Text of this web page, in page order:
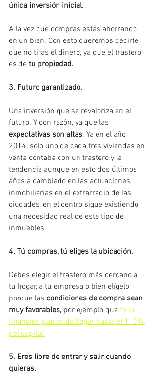
única inversión inicial.
A la vez que compras estás ahorrando
en un bien. Con esto queremos decirte
que no tiras el dinero, ya que el trastero
es de tu propiedad.
3. Futuro garantizado.
Una inversión que se revaloriza en el
futuro. Y con razón, ya que las
expectativas son altas. Ya en el año
2014, solo uno de cada tres viviendas en
venta contaba con un trastero y la
tendencia aunque en esto dos últimos
años a cambiado en las actuaciones
inmobiliarias en el extrarradio de las
ciudades, en el centro sigue existiendo
una necesidad real de este tipo de
inmuebles.
4. Tú compras, tú eliges la ubicación.
Debes elegir el trastero más cercano a
tu hogar, a tu empresa o bien elígelo
porque las condiciones de compra sean
muy favorables, por ejemplo que te lo
financien pudiendo llegar hasta el 110%
del capital.
5. Eres libre de entrar y salir cuando
quieras.